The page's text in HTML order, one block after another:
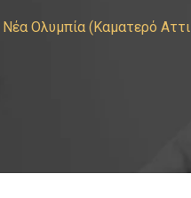
Ολυμπία (Καματερό